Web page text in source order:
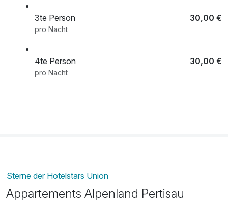
Ortstaxe 3€ pro Person /Tag im Preis nicht inkludiert und
vor Ort zu zahlen.
Leistungen inkludiert
3te Person 30,00 €
pro Nacht
4te Person 30,00 €
pro Nacht
Sterne der Hotelstars Union
Appartements Alpenland Pertisau